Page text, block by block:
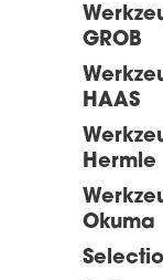
GROB
HAAS
Hermle
Okuma